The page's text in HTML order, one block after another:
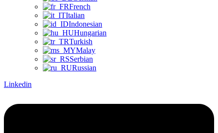
French
Italian
Indonesian
Hungarian
Turkish
Malay
Serbian
Russian
Linkedin